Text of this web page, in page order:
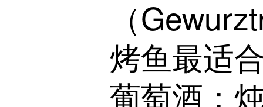
（
烤鱼最适
葡萄酒；